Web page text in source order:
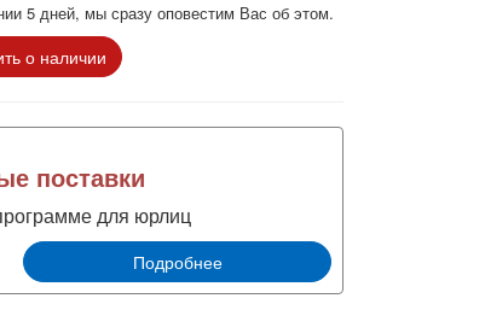
5 дней, мы сразу оповестим Вас об этом.
о наличии
поставки
для юрлиц
Подробнее